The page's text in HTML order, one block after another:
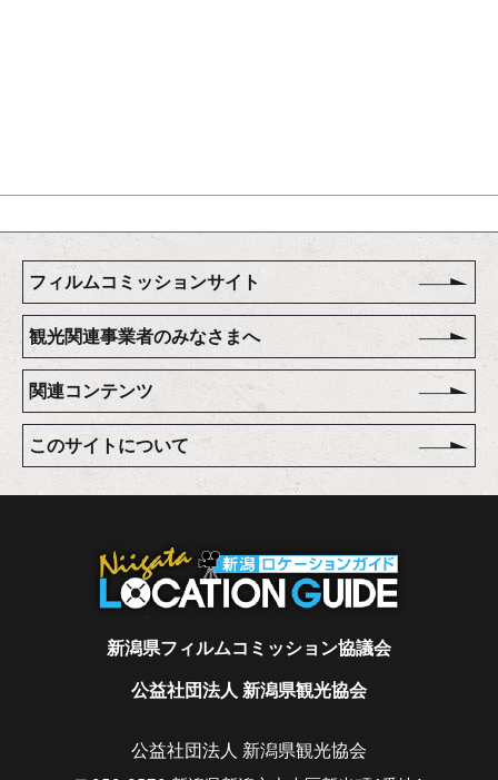
フィルムコミッションサイト
観光関連事業者のみなさまへ
関連コンテンツ
このサイトについて
新潟県フィルムコミッション協議会
公益社団法人 新潟県観光協会
公益社団法人 新潟県観光協会